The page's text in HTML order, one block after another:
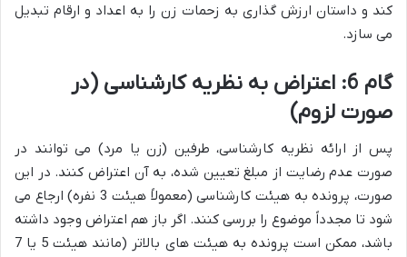
کند و داستان ارزش گذاری به زحمات زن را به اعداد و ارقام تبدیل
می سازد.
گام 6: اعتراض به نظریه کارشناسی (در
صورت لزوم)
پس از ارائه نظریه کارشناسی، طرفین (زن یا مرد) می توانند در
صورت عدم رضایت از مبلغ تعیین شده، به آن اعتراض کنند. در این
صورت، پرونده به هیئت کارشناسی (معمولاً هیئت 3 نفره) ارجاع می
شود تا مجدداً موضوع را بررسی کنند. اگر باز هم اعتراض وجود داشته
باشد، ممکن است پرونده به هیئت های بالاتر (مانند هیئت 5 یا 7